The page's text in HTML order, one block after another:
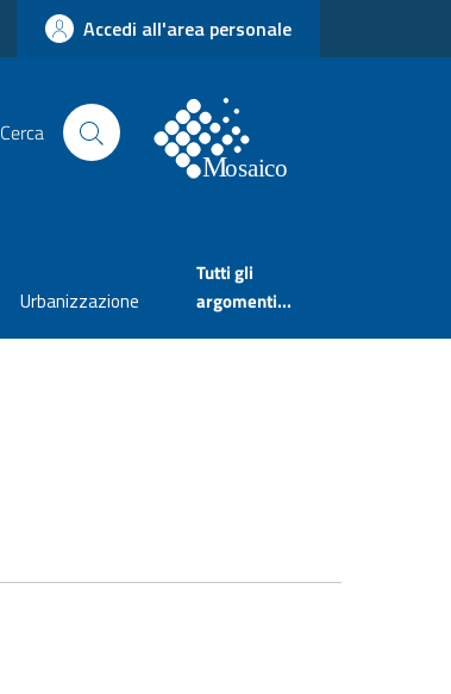
Accedi all'area personale
Cerca
Urbanizzazione
Tutti gli
argomenti...